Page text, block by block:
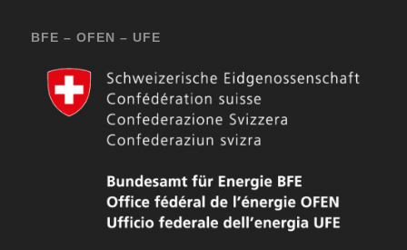
BFE – OFEN – UFE